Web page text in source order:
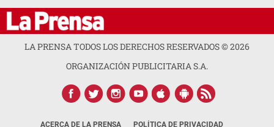
LA PRENSA TODOS LOS DERECHOS RESERVADOS ©2026
ORGANIZACIÓN PUBLICITARIA S.A.
ACERCA DE LA PRENSA POLÍTICA DE PRIVACIDAD